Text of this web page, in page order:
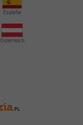
España
Österreich